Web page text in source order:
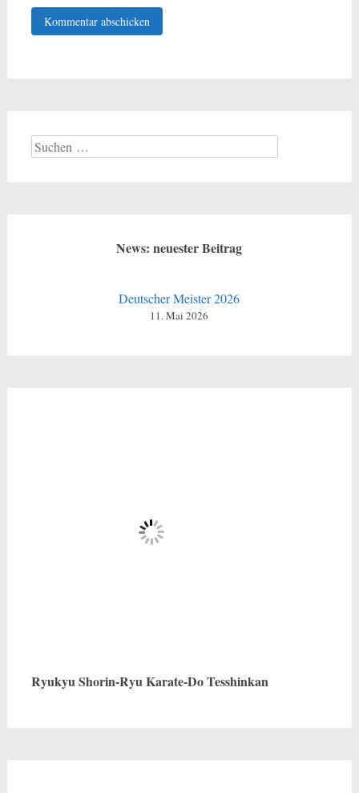
Suchen
nach:
News: neuester Beitrag
Deutscher Meister 2026
11. Mai 2026
Ryukyu Shorin-Ryu Karate-Do Tesshinkan